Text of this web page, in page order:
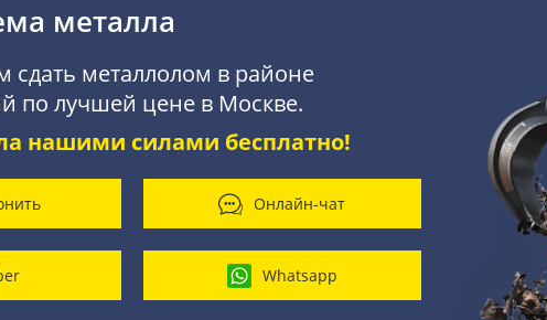
металла
сдать металлолом в районе
по лучшей цене в Москве.
нашими силами бесплатно!
Онлайн-чат
Whatsapp